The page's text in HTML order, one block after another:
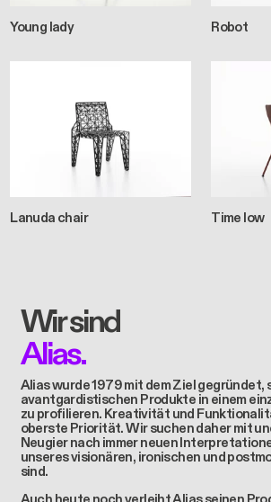
Young lady Robot
Lanuda chair Time low
Wir sind
Alias.
Alias wurde 1979 mit dem Ziel gegründet,
avantgardistischen Produkte in einem
zu profilieren. Kreativität und
oberste Priorität. Wir suchen daher mit
Neugier nach immer neuen
unseres visionären, ironischen und
sind.